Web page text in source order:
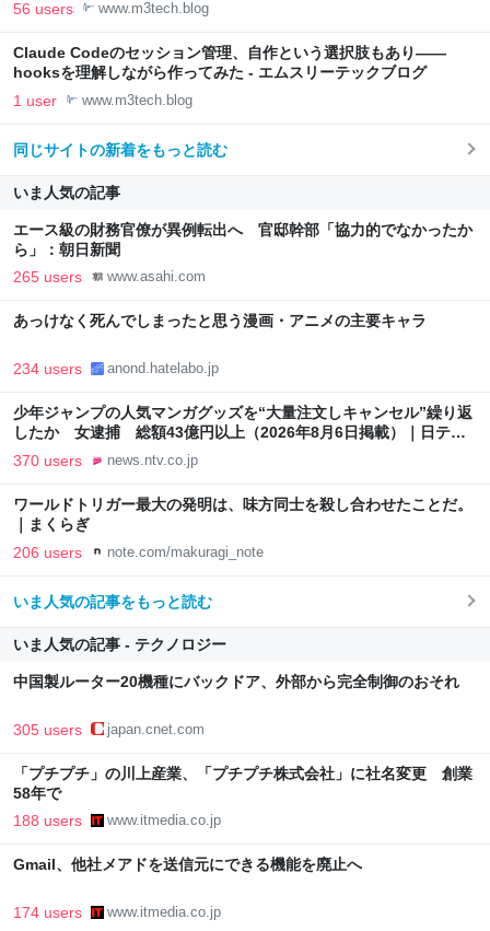
56 users www.m3tech.blog
Claude Codeのセッション管理、自作という選択肢もあり——
hooksを理解しながら作ってみた - エムスリーテックブログ
1 user www.m3tech.blog
同じサイトの新着をもっと読む
いま人気の記事
エース級の財務官僚が異例転出へ 官邸幹部「協力的でなかったか
ら」：朝日新聞
265 users www.asahi.com
あっけなく死んでしまったと思う漫画・アニメの主要キャラ
234 users anond.hatelabo.jp
少年ジャンプの人気マンガグッズを“大量注文しキャンセル”繰り返
したか 女逮捕 総額43億円以上（2026年8月6日掲載）｜日テレ
NEWS NNN
370 users news.ntv.co.jp
ワールドトリガー最大の発明は、味方同士を殺し合わせたことだ。
｜まくらぎ
206 users note.com/makuragi_note
いま人気の記事をもっと読む
いま人気の記事 - テクノロジー
中国製ルーター20機種にバックドア、外部から完全制御のおそれ
305 users japan.cnet.com
「プチプチ」の川上産業、「プチプチ株式会社」に社名変更 創業
58年で
188 users www.itmedia.co.jp
Gmail、他社メアドを送信元にできる機能を廃止へ
174 users www.itmedia.co.jp